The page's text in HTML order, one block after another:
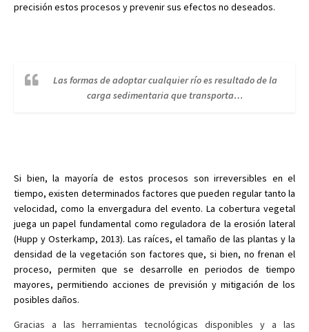
precisión estos procesos y prevenir sus efectos no deseados.
Las formas de adoptar cualquier río es resultado de la
carga sedimentaria que transporta…
Si bien, la mayoría de estos procesos son irreversibles en el
tiempo, existen determinados factores que pueden regular tanto la
velocidad, como la envergadura del evento. La cobertura vegetal
juega un papel fundamental como reguladora de la erosión lateral
(Hupp y Osterkamp, 2013). Las raíces, el tamaño de las plantas y la
densidad de la vegetación son factores que, si bien, no frenan el
proceso, permiten que se desarrolle en periodos de tiempo
mayores, permitiendo acciones de previsión y mitigación de los
posibles daños.
Gracias a las herramientas tecnológicas disponibles y a las